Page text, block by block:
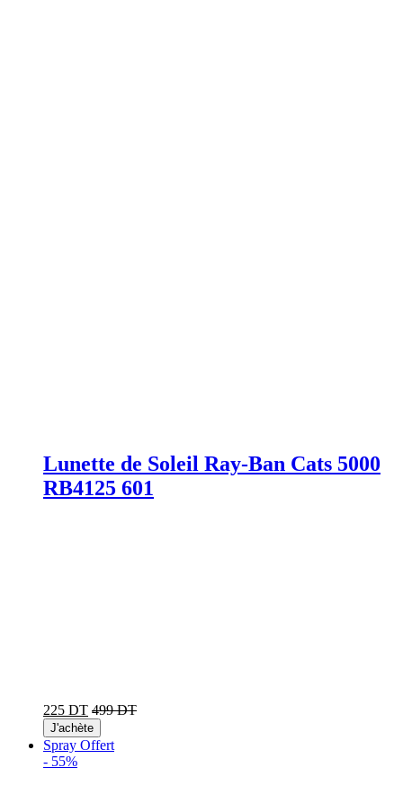
Lunette de Soleil Ray-Ban Cats 5000
RB4125 601
225 DT 499 DT
J'achète
Spray Offert
- 55%